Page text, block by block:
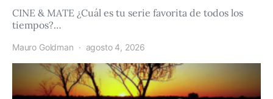
CINE & MATE ¿Cuál es tu serie favorita de todos los
tiempos?…
Mauro Goldman agosto 4, 2026